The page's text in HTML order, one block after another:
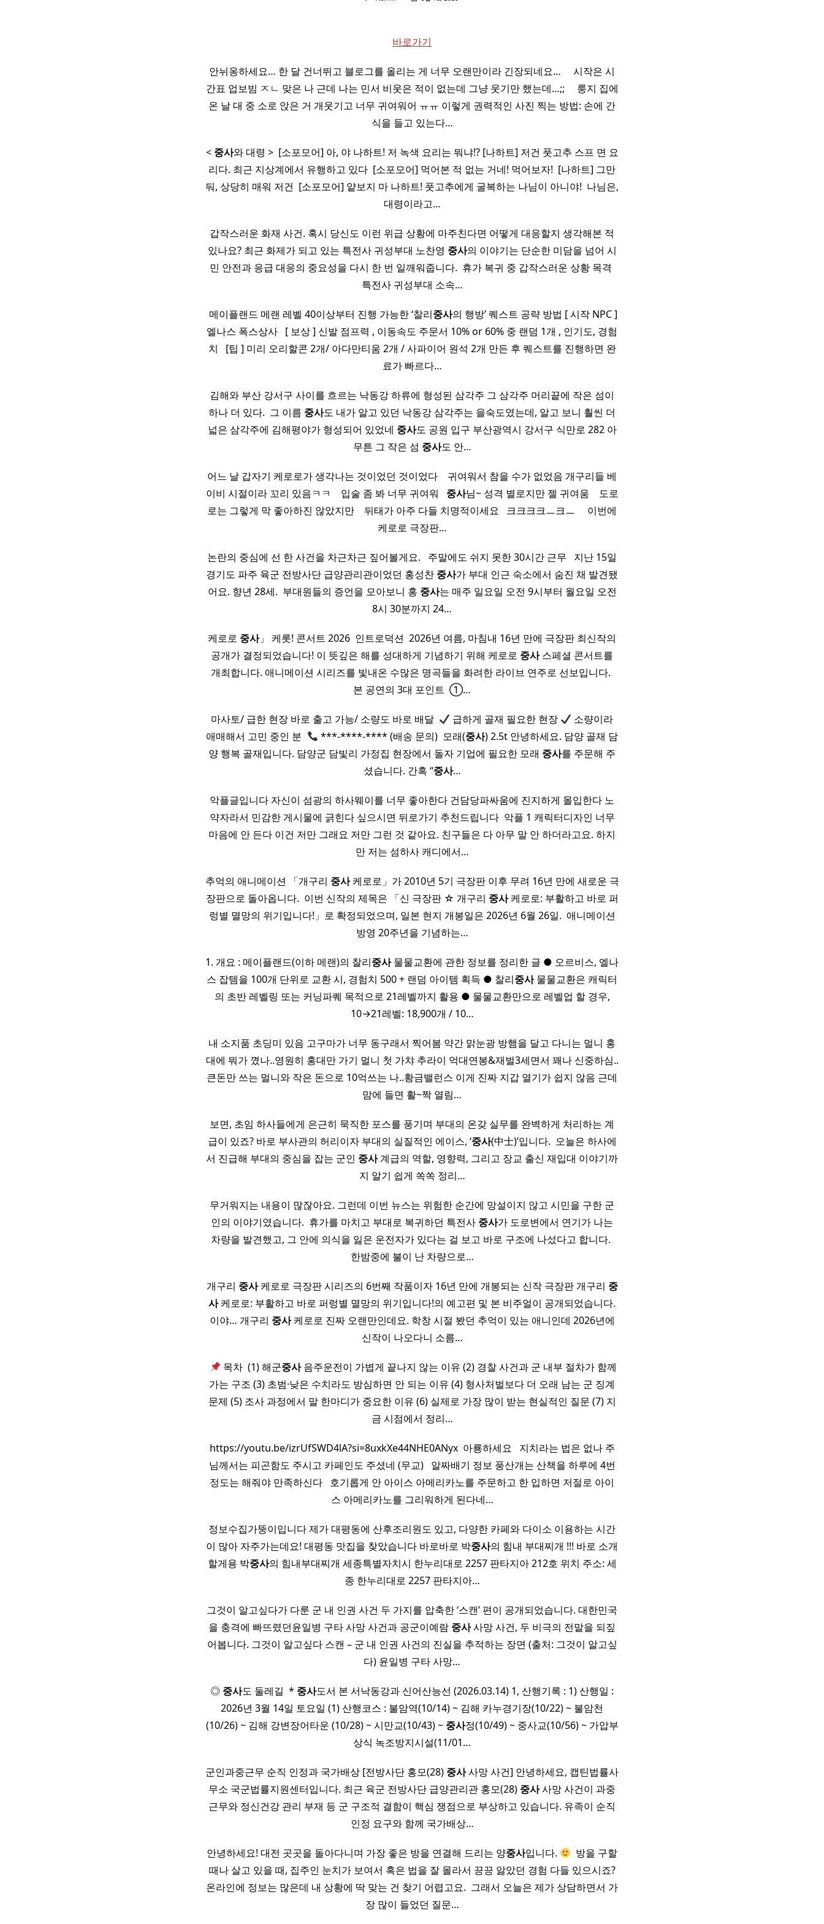
바로가기
안뉘옹하세요… 한 달 건너뛰고 블로그를 올리는 게 너무 오랜만이라 긴장되네요… ​ ​ ​ ​ 시작은 시
간표 업보빔 ㅈㄴ 맞은 나 근데 나는 민서 비웃은 적이 없는데 그냥 웃기만 했는데…;; ​ ​ ​ ​ 룽지 집에
온 날 대 중 소로 앉은 거 개웃기고 너무 귀여워어 ㅠㅠ 이렇게 권력적인 사진 찍는 방법: 손에 간
식을 들고 있는다…
< 중사와 대령 > ​ [소포모어] 아, 야 나하트! 저 녹색 요리는 뭐냐!? [나하트] 저건 풋고추 스프 면 요
리다. 최근 지상계에서 유행하고 있다 ​ [소포모어] 먹어본 적 없는 거네! 먹어보자! ​ [나하트] 그만
둬, 상당히 매워 저건 ​ [소포모어] 얕보지 마 나하트! 풋고추에게 굴복하는 나님이 아니야! ​ 나님은,
대령이라고…
갑작스러운 화재 사건. 혹시 당신도 이런 위급 상황에 마주친다면 어떻게 대응할지 생각해본 적
있나요? 최근 화제가 되고 있는 특전사 귀성부대 노찬영 중사의 이야기는 단순한 미담을 넘어 시
민 안전과 응급 대응의 중요성을 다시 한 번 일깨워줍니다. ​ 휴가 복귀 중 갑작스러운 상황 목격 ​
특전사 귀성부대 소속…
​ 메이플랜드 메랜 레벨 40이상부터 진행 가능한 ‘찰리중사의 행방’ 퀘스트 공략 방법 [ 시작 NPC ]
엘나스 폭스상사 ​ ​ [ 보상 ] 신발 점프력 , 이동속도 주문서 10% or 60% 중 랜덤 1개 , 인기도, 경험
치 ​ ​ [팁 ] 미리 오리할콘 2개/ 아다만티움 2개 / 사파이어 원석 2개 만든 후 퀘스트를 진행하면 완
료가 빠르다…
김해와 부산 강서구 사이를 흐르는 낙동강 하류에 형성된 삼각주 그 삼각주 머리끝에 작은 섬이
하나 더 있다. ​ 그 이름 중사도 내가 알고 있던 낙동강 삼각주는 을숙도였는데, 알고 보니 훨씬 더
넓은 삼각주에 김해평야가 형성되어 있었네 중사도 공원 입구 부산광역시 강서구 식만로 282 아
무튼 그 작은 섬 중사도 안…
어느 날 갑자기 케로로가 생각나는 것이었던 것이었다 ​ ​ ​ 귀여워서 참을 수가 없었음 개구리들 베
이비 시절이라 꼬리 있음ㅋㅋ ​ ​ ​ 입술 좀 봐 너무 귀여워 ​ ​ 중사님~ 성격 별로지만 젤 귀여움 ​ ​ ​ 도로
로는 그렇게 막 좋아하진 않았지만 ​ ​ ​ 뒤태가 아주 다들 치명적이세요 ​ ​ 크크크크ㅡ크ㅡ ​ ​ ​ ​ 이번에
케로로 극장판…
논란의 중심에 선 한 사건을 차근차근 짚어볼게요. ​ ​ 주말에도 쉬지 못한 30시간 근무 ​ ​ 지난 15일
경기도 파주 육군 전방사단 급양관리관이었던 홍성찬 중사가 부대 인근 숙소에서 숨진 채 발견됐
어요. 향년 28세. ​ 부대원들의 증언을 모아보니 홍 중사는 매주 일요일 오전 9시부터 월요일 오전
8시 30분까지 24…
케로로 중사」 케롯! 콘서트 2026 ​ 인트로덕션 ​ 2026년 여름, 마침내 16년 만에 극장판 최신작의
공개가 결정되었습니다! 이 뜻깊은 해를 성대하게 기념하기 위해 케로로 중사스페셜 콘서트를
개최합니다. 애니메이션 시리즈를 빛내온 수많은 명곡들을 화려한 라이브 연주로 선보입니다. ​
본 공연의 3대 포인트 ​ ①…
마사토/ 급한 현장 바로 출고 가능/ 소량도 바로 배달 ​ 급하게 골재 필요한 현장
소량이라
애매해서 고민 중인 분 ​
***-****-**** (배송 문의) ​ 모래(중사) 2.5t 안녕하세요. 담양 골재 담
양 행복 골재입니다. 담양군 담빛리 가정집 현장에서 돌자 기업에 필요한 모래 중사를 주문해 주
셨습니다. 간혹 “중사…
악플글입니다 자신이 섬광의 하사웨이를 너무 좋아한다 건담당파싸움에 진지하게 몰입한다 노
약자라서 민감한 게시물에 긁힌다 싶으시면 뒤로가기 추천드립니다 ​ 악플 1 캐릭터디자인 너무
마음에 안 든다 이건 저만 그래요 저만 그런 것 같아요. 친구들은 다 아무 말 안 하더라고요. 하지
만 저는 섬하사 캐디에서…
추억의 애니메이션 「개구리 중사케로로」가 2010년 5기 극장판 이후 무려 16년 만에 새로운 극
장판으로 돌아옵니다. ​ 이번 신작의 제목은 「신 극장판 ☆ 개구리 중사케로로: 부활하고 바로 퍼
렁별 멸망의 위기입니다!」로 확정되었으며, 일본 현지 개봉일은 2026년 6월 26일. ​ 애니메이션
방영 20주년을 기념하는…
1. 개요 : 메이플랜드(이하 메랜)의 찰리중사물물교환에 관한 정보를 정리한 글 ● 오르비스, 엘나
스 잡템을 100개 단위로 교환 시, 경험치 500 + 랜덤 아이템 획득 ● 찰리중사물물교환은 캐릭터
의 초반 레벨링 또는 커닝파퀘 목적으로 21레벨까지 활용 ● 물물교환만으로 레벨업 할 경우,
10→21레벨: 18,900개 / 10…
내 소지품 초딩미 있음 고구마가 너무 동구래서 찍어봄 약간 맑눈광 방햄을 달고 다니는 멀니 홍
대에 뭐가 꼈나..영원히 홍대만 가기 멀니 첫 가챠 추라이 억대연봉&재벌3세면서 꽤나 신중하심..
큰돈만 쓰는 멀니와 작은 돈으로 10억쓰는 나..황금밸런스 이게 진짜 지갑 열기가 쉽지 않음 근데
맘에 들면 활~짝 열림…
보면, 초임 하사들에게 은근히 묵직한 포스를 풍기며 부대의 온갖 실무를 완벽하게 처리하는 계
급이 있죠? 바로 부사관의 허리이자 부대의 실질적인 에이스, ‘중사(中士)’입니다. ​ 오늘은 하사에
서 진급해 부대의 중심을 잡는 군인 중사계급의 역할, 영향력, 그리고 장교 출신 재입대 이야기까
지 알기 쉽게 쏙쏙 정리…
무거워지는 내용이 많잖아요. 그런데 이번 뉴스는 위험한 순간에 망설이지 않고 시민을 구한 군
인의 이야기였습니다. ​ 휴가를 마치고 부대로 복귀하던 특전사 중사가 도로변에서 연기가 나는
차량을 발견했고, 그 안에 의식을 잃은 운전자가 있다는 걸 보고 바로 구조에 나섰다고 합니다. ​
한밤중에 불이 난 차량으로…
개구리 중사케로로 극장판 시리즈의 6번째 작품이자 16년 만에 개봉되는 신작 극장판 개구리 중
사케로로: 부활하고 바로 퍼렁별 멸망의 위기입니다!의 예고편 및 본 비주얼이 공개되었습니다.
이야… 개구리 중사케로로 진짜 오랜만인데요. 학창 시절 봤던 추억이 있는 애니인데 2026년에
신작이 나오다니 소름…
목차 ​ (1) 해군중사음주운전이 가볍게 끝나지 않는 이유 (2) 경찰 사건과 군 내부 절차가 함께
가는 구조 (3) 초범·낮은 수치라도 방심하면 안 되는 이유 (4) 형사처벌보다 더 오래 남는 군 징계
문제 (5) 조사 과정에서 말 한마디가 중요한 이유 (6) 실제로 가장 많이 받는 현실적인 질문 (7) 지
금 시점에서 정리…
https://youtu.be/izrUfSWD4lA?si=8uxkXe44NHE0ANyx ​ 아룡하세요 ​ ​ 지치라는 법은 없나 주
님께서는 피곤함도 주시고 카페인도 주셨네 (무교) ​ ​ 알짜배기 정보 풍산개는 산책을 하루에 4번
정도는 해줘야 만족하신다 ​ ​ 호기롭게 안 아이스 아메리카노를 주문하고 한 입하면 저절로 아이
스 아메리카노를 그리워하게 된다네…
정보수집가뚱이입니다 제가 대평동에 산후조리원도 있고, 다양한 카페와 다이소 이용하는 시간
이 많아 자주가는데요! 대평동 맛집을 찾았습니다 바로바로 박중사의 힘내 부대찌개 !!! 바로 소개
할게용 박중사의 힘내부대찌개 세종특별자치시 한누리대로 2257 판타지아 212호 위치 주소: 세
종 한누리대로 2257 판타지아…
그것이 알고싶다가 다룬 군 내 인권 사건 두 가지를 압축한 ‘스캔’ 편이 공개되었습니다. 대한민국
을 충격에 빠뜨렸던윤일병 구타 사망 사건과 공군이예람 중사사망 사건, 두 비극의 전말을 되짚
어봅니다. 그것이 알고싶다 스캔 – 군 내 인권 사건의 진실을 추적하는 장면 (출처: 그것이 알고싶
다) 윤일병 구타 사망…
◎ 중사도 둘레길 ​ * 중사도서 본 서낙동강과 신어산능선 (2026.03.14) 1, 산행기록 : 1) 산행일 :
2026년 3월 14일 토요일 (1) 산행코스 : 불암역(10/14) ~ 김해 카누경기장(10/22) ~ 불암천
(10/26) ~ 김해 강변장어타운 (10/28) ~ 시만교(10/43) ~ 중사정(10/49) ~ 중사교(10/56) ~ 가압부
상식 녹조방지시설(11/01…
군인과중근무 순직 인정과 국가배상 [전방사단 홍모(28) 중사사망 사건] 안녕하세요, 캡틴법률사
무소 국군법률지원센터입니다. 최근 육군 전방사단 급양관리관 홍모(28) 중사사망 사건이 과중
근무와 정신건강 관리 부재 등 군 구조적 결함이 핵심 쟁점으로 부상하고 있습니다. 유족이 순직
인정 요구와 함께 국가배상…
안녕하세요! 대전 곳곳을 돌아다니며 가장 좋은 방을 연결해 드리는 양중사입니다.
​ 방을 구할
때나 살고 있을 때, 집주인 눈치가 보여서 혹은 법을 잘 몰라서 끙끙 앓았던 경험 다들 있으시죠?
온라인에 정보는 많은데 내 상황에 딱 맞는 건 찾기 어렵고요. ​ 그래서 오늘은 제가 상담하면서 가
장 많이 들었던 질문…